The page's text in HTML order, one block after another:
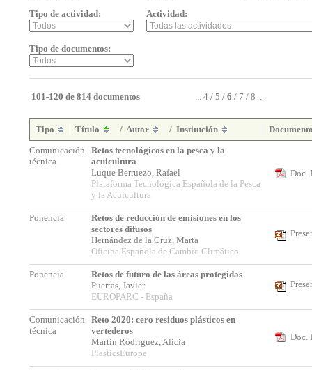
Tipo de actividad:
Actividad:
Tipo de documentos:
101-120 de 814 documentos ... 4 / 5 / 6 / 7 / 8 ...
Tipo Título / Autor / Institución
Comunicación
técnica
Retos tecnológicos en la pesca y la
acuicultura
Luque Berruezo, Rafael
Plataforma Tecnológica Española de la Pesca
y la Acuicultura
Doc.
Ponencia
Retos de reducción de emisiones en los
sectores difusos
Hernández de la Cruz, Marta
Oficina Española de Cambio Climático
Ponencia
Retos de futuro de las áreas protegidas
Puertas, Javier
EUROPARC - España
Comunicación
técnica
Reto 2020: cero residuos plásticos en
vertederos
Martín Rodríguez, Alicia
PlasticsEurope
Doc.